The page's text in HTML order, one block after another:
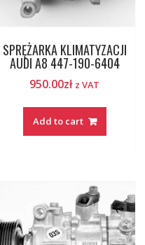
SPRĘŻARKA KLIMATYZACJI
AUDI A8 447-190-6404
950.00zł z VAT
Add to cart